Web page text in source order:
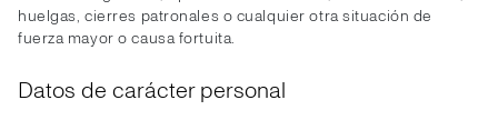
huelgas, cierres patronales o cualquier otra situación de
fuerza mayor o causa fortuita.
Datos de carácter personal